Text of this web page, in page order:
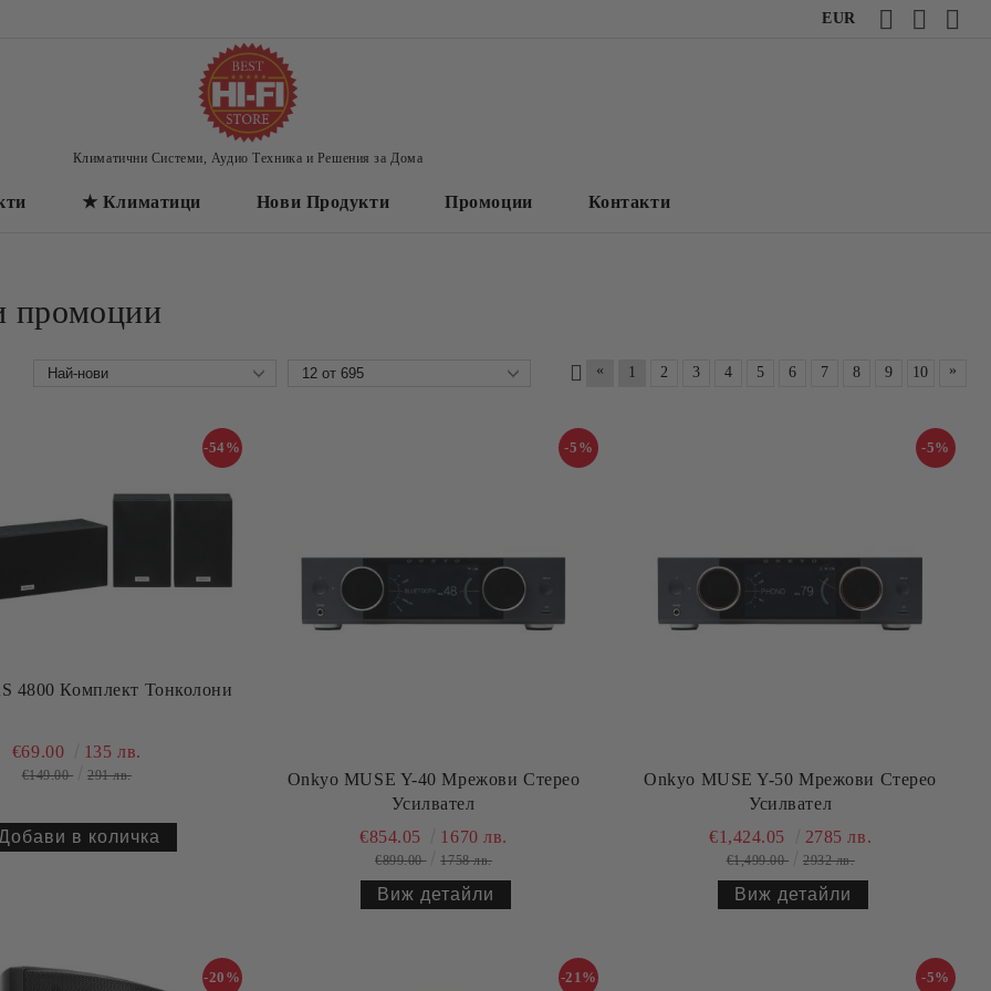
EUR
Климатични Системи, Аудио Техника и Решения за Дома
★ Климатици Нови Продукти Промоции Контакти
промоции
« 1 2 3 4 5 6 7 8 9 10 »
4800 Комплект Тонколони
-54%
€69.00 135 лв.
€149.00 291 лв.
Onkyo MUSE Y-40 Мрежови Стерео
Усилвател
-5%
€854.05 1670 лв.
€899.00 1758 лв.
Виж детайли
Onkyo MUSE Y-50 Мрежови Стерео
Усилвател
-5%
€1,424.05 2785 лв.
€1,499.00 2932 лв.
Виж детайли
-20% -21% -5%